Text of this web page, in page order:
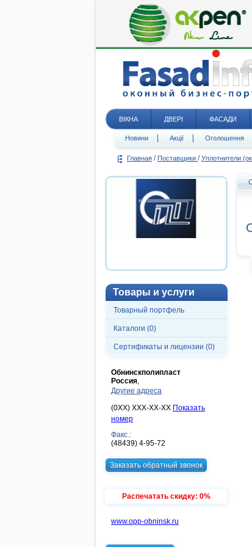
ВІКНА ДВЕРІ ФАСАДИ
Новини Акції Оголошення
Главная / Поставщики / Уплотнители
Товары и услуги
Товарный портфель
Каталоги (0)
Сертификаты и лицензии (0)
Обнинскполипласт
Россия,
Другие адреса
(0XX) XXX-XX-XX Показать
номер
Факс.:
(48439) 4-95-72
Заказать обратный звонок
Распечатать скидку: 0%
www.opp-obninsk.ru